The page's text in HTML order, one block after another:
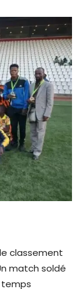
classement
match soldé
temps